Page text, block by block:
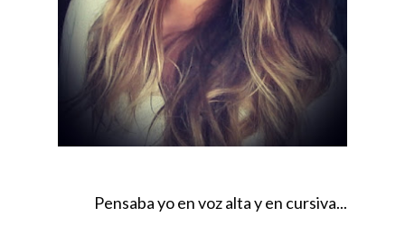
Pensaba yo en voz alta y en cursiva...